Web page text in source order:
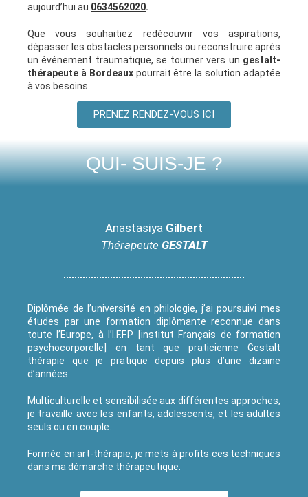
aujourd’hui au 0634562020.
Que vous souhaitiez redécouvrir vos aspirations,
dépasser les obstacles personnels ou reconstruire après
un événement traumatique, se tourner vers un gestalt-
thérapeute à Bordeauxpourrait être la solution adaptée
à vos besoins.
PRENEZ RENDEZ-VOUS ICI
QUI- SUIS-JE ?
Anastasiya Gilbert
Thérapeute GESTALT
Diplômée de l’université en philologie, j’ai poursuivi mes
études par une formation diplômante reconnue dans
toute l’Europe, à l’I.F.F.P [institut Français de formation
psychocorporelle] en tant que praticienne Gestalt
thérapie que je pratique depuis plus d’une dizaine
d’années.
Multiculturelle et sensibilisée aux différentes approches,
je travaille avec les enfants, adolescents, et les adultes
seuls ou en couple.
Formée en art-thérapie, je mets à profits ces techniques
dans ma démarche thérapeutique.